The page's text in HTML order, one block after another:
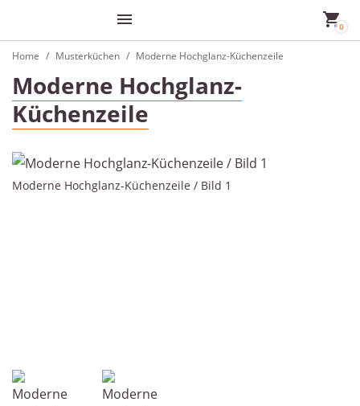
Home Musterküchen Moderne Hochglanz-Küchenzeile
Moderne Hochglanz-
Küchenzeile
Moderne Hochglanz-Küchenzeile / Bild 1